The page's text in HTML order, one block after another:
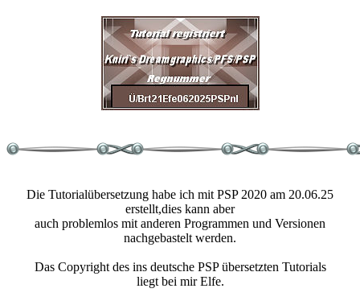
Die Tutorialübersetzung habe ich mit PSP 2020 am 20.06.25
erstellt,dies kann aber
auch problemlos mit anderen Programmen und Versionen
nachgebastelt werden.
Das Copyright des ins deutsche PSP übersetzten Tutorials
liegt bei mir Elfe.